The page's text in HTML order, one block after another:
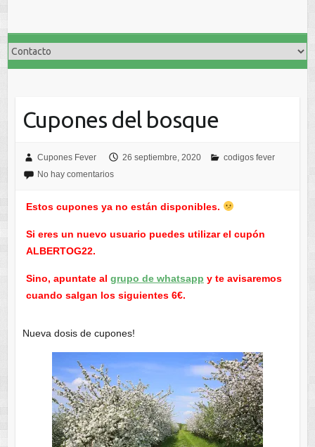
Cupones del bosque
Cupones Fever 26 septiembre, 2020
codigos fever
No hay comentarios
Estos cupones ya no están disponibles.
Si eres un nuevo usuario puedes utilizar el cupón
ALBERTOG22.
Sino, apuntate al grupo de whatsapp y te avisaremos
cuando salgan los siguientes 6€.
Nueva dosis de cupones!